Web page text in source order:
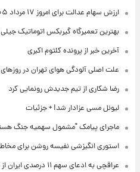
ارزش سهام عدالت برای امروز ۱۷ مرداد ۱۴۰۵ + جدول
بهترین تعمیرگاه گیربکس اتوماتیک
آخرین خبر از پرونده کلثوم اکبری
علت اصلی آلودگی هوای تهران در روزهای
رضا شکاری از تیم جدیدش رونمایی کرد
لیونل مسی عزادار شد! + جزئیات
ماجرای پیامک "مشمول سهمیه جنگ
استوری انگیزشی نفیسه روشن برای
عراقچی به ادعای سهم ۱۱ درصدی ایران از خزر پاسخ داد